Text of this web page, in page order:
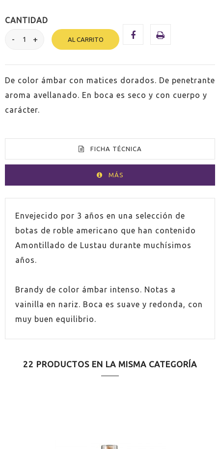
CANTIDAD
AL CARRITO
De color ámbar con matices dorados. De penetrante
aroma avellanado. En boca es seco y con cuerpo y
carácter.
FICHA TÉCNICA
MÁS
VOLUMEN
PAÍS
GRADUACIÓN 40,0%
CONTIENE SULFITOS
Envejecido por 3 años en una selección de
botas de roble americano que han contenido
Amontillado de Lustau durante muchísimos
años.
Brandy de color ámbar intenso. Notas a
vainilla en nariz. Boca es suave y redonda, con
muy buen equilibrio.
22 PRODUCTOS EN LA MISMA CATEGORÍA